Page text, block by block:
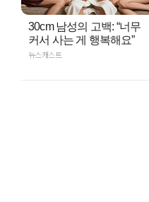
30cm 남성의 고백: “너무
커서 사는 게 행복해요”
뉴스캐스트